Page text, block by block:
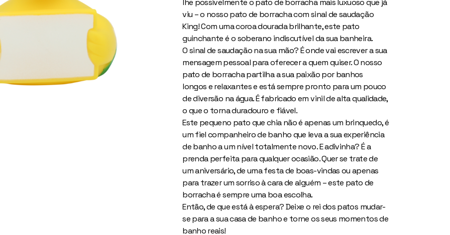
lhe possivelmente o pato de borracha mais luxuoso que já
viu – o nosso pato de borracha com sinal de saudação
King! Com uma coroa dourada brilhante, este pato
guinchante é o soberano indiscutível da sua banheira.
O sinal de saudação na sua mão? É onde vai escrever a sua
mensagem pessoal para oferecer a quem quiser. O nosso
pato de borracha partilha a sua paixão por banhos
longos e relaxantes e está sempre pronto para um pouco
de diversão na água. É fabricado em vinil de alta qualidade,
o que o torna duradouro e fiável.
Este pequeno pato que chia não é apenas um brinquedo, é
um fiel companheiro de banho que leva a sua experiência
de banho a um nível totalmente novo. E adivinha? É a
prenda perfeita para qualquer ocasião. Quer se trate de
um aniversário, de uma festa de boas-vindas ou apenas
para trazer um sorriso à cara de alguém – este pato de
borracha é sempre uma boa escolha.
Então, de que está à espera? Deixe o rei dos patos mudar-
se para a sua casa de banho e torne os seus momentos de
banho reais!